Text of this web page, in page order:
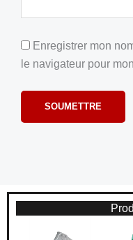
Enregistrer mon
le navigateur pour